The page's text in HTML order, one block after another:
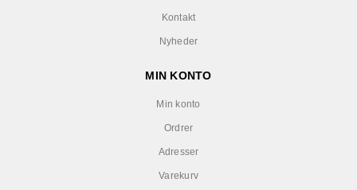
Kontakt
Nyheder
MIN KONTO
Min konto
Ordrer
Adresser
Varekurv